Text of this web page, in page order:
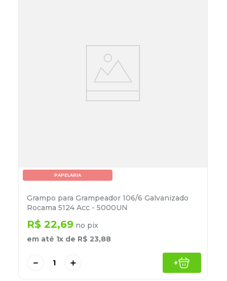
PAPELARIA
Grampo para Grampeador 106/6 Galvanizado
Rocama 5124 Acc - 5000UN
R$ 22,69 no pix
em até 1x de R$ 23,88
＋
－ +